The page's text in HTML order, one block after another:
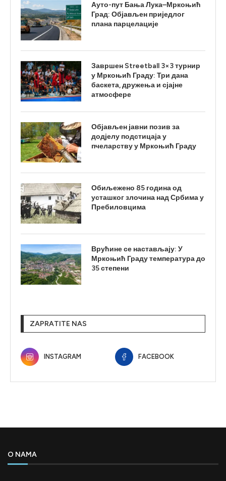
Ауто-пут Бања Лука–Мркоњић
Град: Објављен приједлог
плана парцелације
Завршен Streetball 3×3 турнир
у Мркоњић Граду: Три дана
баскета, дружења и сјајне
атмосфере
Објављен јавни позив за
додјелу подстицаја у
пчеларству у Мркоњић Граду
Обиљежено 85 година од
усташког злочина над Србима у
Пребиловцима
Врућине се настављају: У
Мркоњић Граду температура до
35 степени
ZAPRATITE NAS
INSTAGRAM FACEBOOK
O NAMA